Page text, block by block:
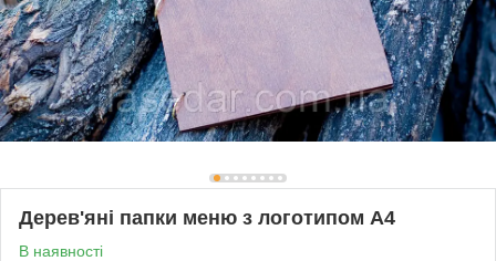
Дерев'яні папки меню з логотипом А4
В наявності